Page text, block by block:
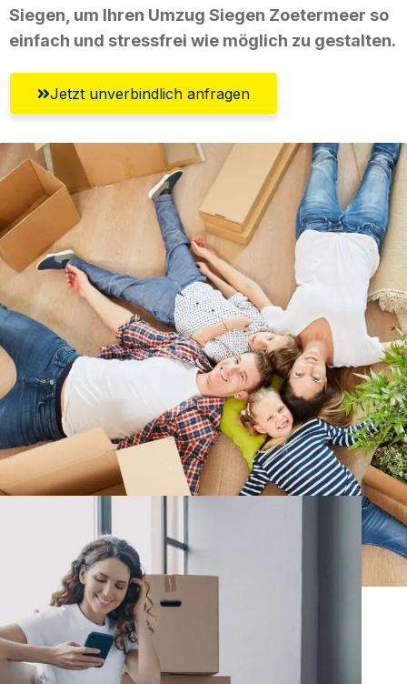
Siegen, um Ihren Umzug Siegen Zoetermeer so
einfach und stressfrei wie möglich zu gestalten.
Jetzt unverbindlich anfragen